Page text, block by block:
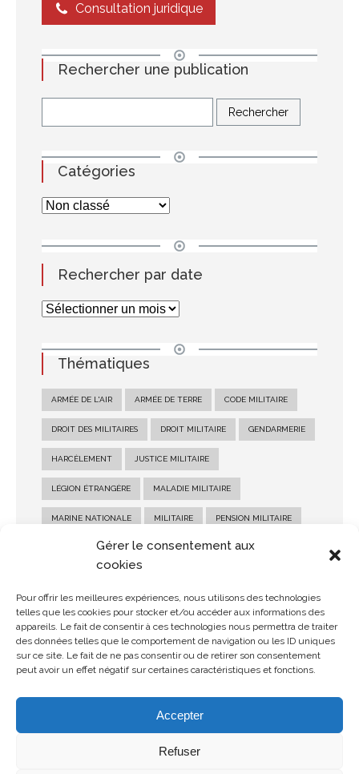
Gérer le consentement aux
cookies
Pour offrir les meilleures expériences, nous utilisons des technologies
telles que les cookies pour stocker et/ou accéder aux informations des
appareils. Le fait de consentir à ces technologies nous permettra de traiter
des données telles que le comportement de navigation ou les ID uniques
sur ce site. Le fait de ne pas consentir ou de retirer son consentement
peut avoir un effet négatif sur certaines caractéristiques et fonctions.
Accepter
Refuser
Consultation juridique
Rechercher une publication
Catégories
Rechercher par date
Thématiques
ARMÉE DE L'AIR ARMÉE DE TERRE CODE MILITAIRE
DROIT DES MILITAIRES DROIT MILITAIRE GENDARMERIE
HARCÈLEMENT JUSTICE MILITAIRE
LÉGION ÉTRANGÈRE MALADIE MILITAIRE
MARINE NATIONALE MILITAIRE PENSION MILITAIRE
PENSION MILITAIRE D'INVALIDITÉ RECOURS MILITAIRE
SANCTION MILITAIRE SOLDE MILITAIRE
STATUT MILITAIRE